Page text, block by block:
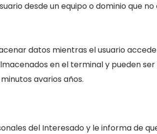
desde un equipo o dominio que
datos mientras el usuario
en el terminal y pueden
avarios años.
del Interesado y le informa de